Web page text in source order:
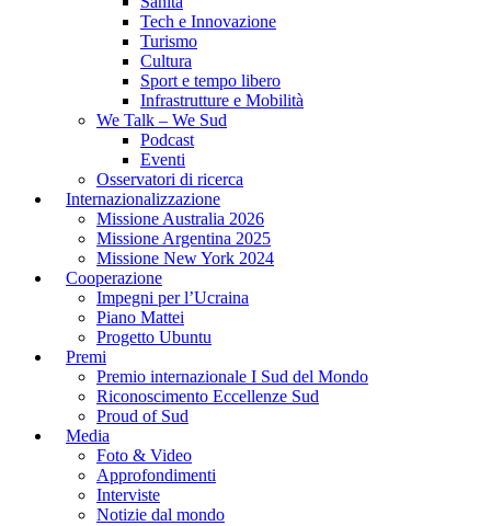
Tech e Innovazione
Turismo
Cultura
Sport e tempo libero
Infrastrutture e Mobilità
We Talk – We Sud
Podcast
Eventi
Osservatori di ricerca
Internazionalizzazione
Missione Australia 2026
Missione Argentina 2025
Missione New York 2024
Cooperazione
Impegni per l’Ucraina
Piano Mattei
Progetto Ubuntu
Premi
Premio internazionale I Sud del Mondo
Riconoscimento Eccellenze Sud
Proud of Sud
Media
Foto & Video
Approfondimenti
Interviste
Notizie dal mondo